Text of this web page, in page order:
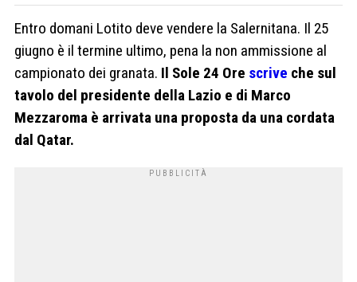
Entro domani Lotito deve vendere la Salernitana. Il 25
giugno è il termine ultimo, pena la non ammissione al
campionato dei granata. Il Sole 24 Ore scrive che sul
tavolo del presidente della Lazio e di Marco
Mezzaroma è arrivata una proposta da una cordata
dal Qatar.